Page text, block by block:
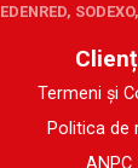
EDENRED,
Termeni și
Politica de